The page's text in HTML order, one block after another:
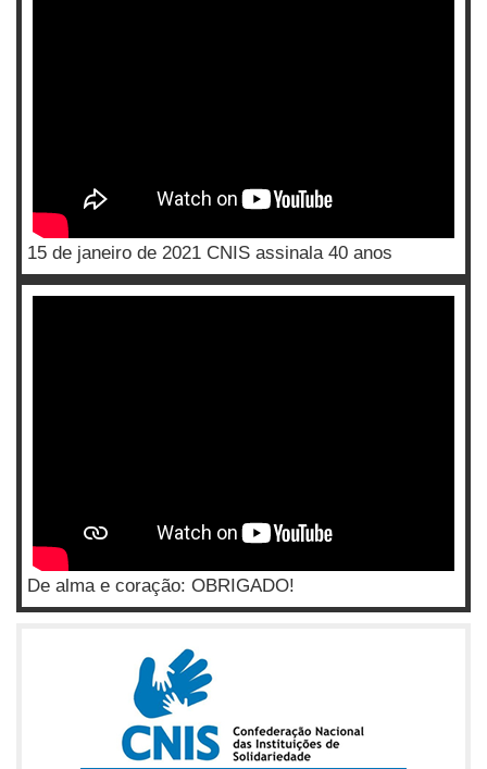
15 de janeiro de 2021 CNIS assinala 40 anos
De alma e coração: OBRIGADO!